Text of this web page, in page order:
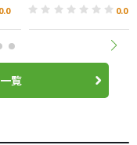
0.0 0.0
覧